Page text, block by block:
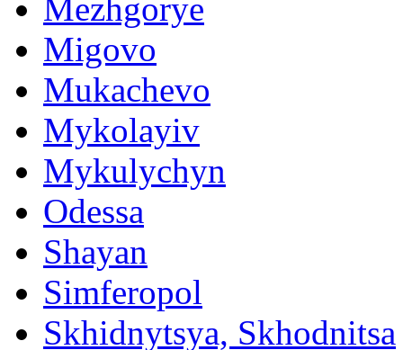
Mezhgorye
Migovo
Mukachevo
Mykolayiv
Mykulychyn
Odessa
Shayan
Simferopol
Skhidnytsya, Skhodnitsa